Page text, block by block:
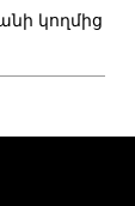
կողմից